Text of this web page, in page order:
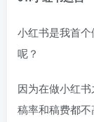
小红书是我首
呢？
因为在做小红
稿率和稿费都